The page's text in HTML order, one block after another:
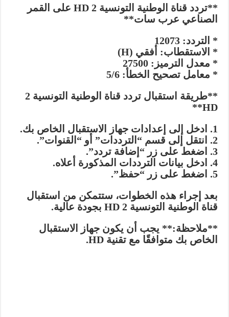
**تردد قناة الوطنية التونسية 2 HD على القمر
الصناعي عرب سات**
* التردد: 12073
* الاستقطاب: أفقي (H)
* معدل الترميز: 27500
* معامل تصحيح الخطأ: 5/6
**طريقة استقبال تردد قناة الوطنية التونسية 2
HD**
1. ادخل إلى إعدادات جهاز الاستقبال الخاص بك.
2. انتقل إلى قسم “الترددات” أو “القنوات”.
3. اضغط على زر “إضافة تردد”.
4. ادخل بيانات الترددات المذكورة أعلاه.
5. اضغط على زر “حفظ”.
بعد إجراء هذه الخطوات، ستتمكن من استقبال
قناة الوطنية التونسية 2 HD بجودة عالية.
**ملاحظة:** يجب أن يكون جهاز الاستقبال
الخاص بك متوافقًا مع تقنية HD.